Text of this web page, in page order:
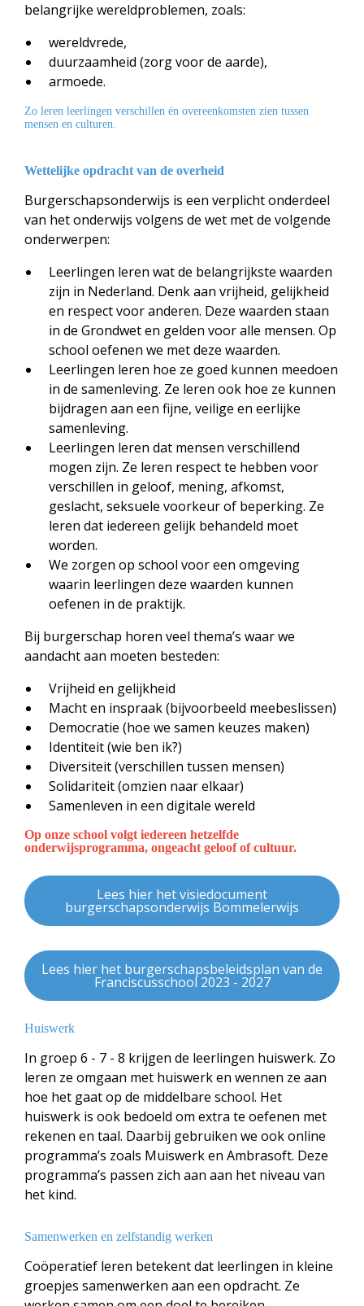
belangrijke wereldproblemen, zoals:
wereldvrede,
duurzaamheid (zorg voor de aarde),
armoede.
Zo leren leerlingen verschillen én overeenkomsten zien tussen
mensen en culturen.
Wettelijke opdracht van de overheid
Burgerschapsonderwijs is een verplicht onderdeel
van het onderwijs volgens de wet met de volgende
onderwerpen:
Leerlingen leren wat de belangrijkste waarden
zijn in Nederland. Denk aan vrijheid, gelijkheid
en respect voor anderen. Deze waarden staan
in de Grondwet en gelden voor alle mensen. Op
school oefenen we met deze waarden.
Leerlingen leren hoe ze goed kunnen meedoen
in de samenleving. Ze leren ook hoe ze kunnen
bijdragen aan een fijne, veilige en eerlijke
samenleving.
Leerlingen leren dat mensen verschillend
mogen zijn. Ze leren respect te hebben voor
verschillen in geloof, mening, afkomst,
geslacht, seksuele voorkeur of beperking. Ze
leren dat iedereen gelijk behandeld moet
worden.
We zorgen op school voor een omgeving
waarin leerlingen deze waarden kunnen
oefenen in de praktijk.
Bij burgerschap horen veel thema’s waar we
aandacht aan moeten besteden:
Vrijheid en gelijkheid
Macht en inspraak (bijvoorbeeld meebeslissen)
Democratie (hoe we samen keuzes maken)
Identiteit (wie ben ik?)
Diversiteit (verschillen tussen mensen)
Solidariteit (omzien naar elkaar)
Samenleven in een digitale wereld
Op onze school volgt iedereen hetzelfde
onderwijsprogramma, ongeacht geloof of cultuur.
Lees hier het visiedocument
burgerschapsonderwijs Bommelerwijs
Lees hier het burgerschapsbeleidsplan van de
Franciscusschool 2023 - 2027
Huiswerk
In groep 6 - 7 - 8 krijgen de leerlingen huiswerk. Zo
leren ze omgaan met huiswerk en wennen ze aan
hoe het gaat op de middelbare school. Het
huiswerk is ook bedoeld om extra te oefenen met
rekenen en taal. Daarbij gebruiken we ook online
programma’s zoals Muiswerk en Ambrasoft. Deze
programma’s passen zich aan aan het niveau van
het kind.
Samenwerken en zelfstandig werken
Coöperatief leren betekent dat leerlingen in kleine
groepjes samenwerken aan een opdracht. Ze